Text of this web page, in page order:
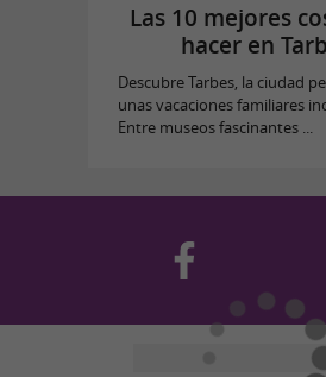
Las 10 mejores
hacer en
Descubre Tarbes, la ciudad
unas vacaciones familiares
Entre museos fascinantes ...